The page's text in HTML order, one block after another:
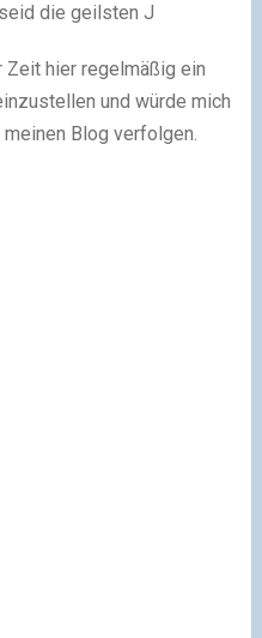
die geilsten J
Zeit hier regelmäßig ein
und würde mich
Blog verfolgen.